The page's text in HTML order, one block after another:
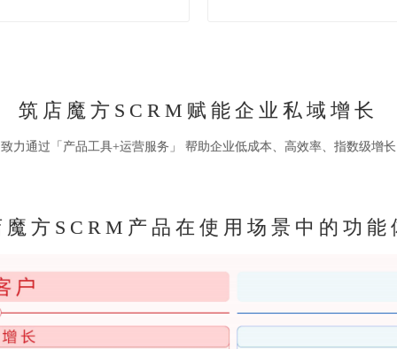
筑店魔方SCRM赋能企业私域增长
致力通过「产品工具+运营服务」 帮助企业低成本、高效率、指数级增长
魔方SCRM产品在使用场景中的功能